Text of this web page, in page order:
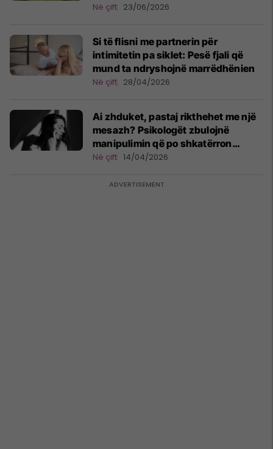
Në çift 23/06/2026
Si të flisni me partnerin për
intimitetin pa siklet: Pesë fjali që
mund ta ndryshojnë marrëdhënien
Në çift 28/04/2026
Ai zhduket, pastaj rikthehet me një
mesazh? Psikologët zbulojnë
manipulimin që po shkatërron
vetëbesimin
Në çift 14/04/2026